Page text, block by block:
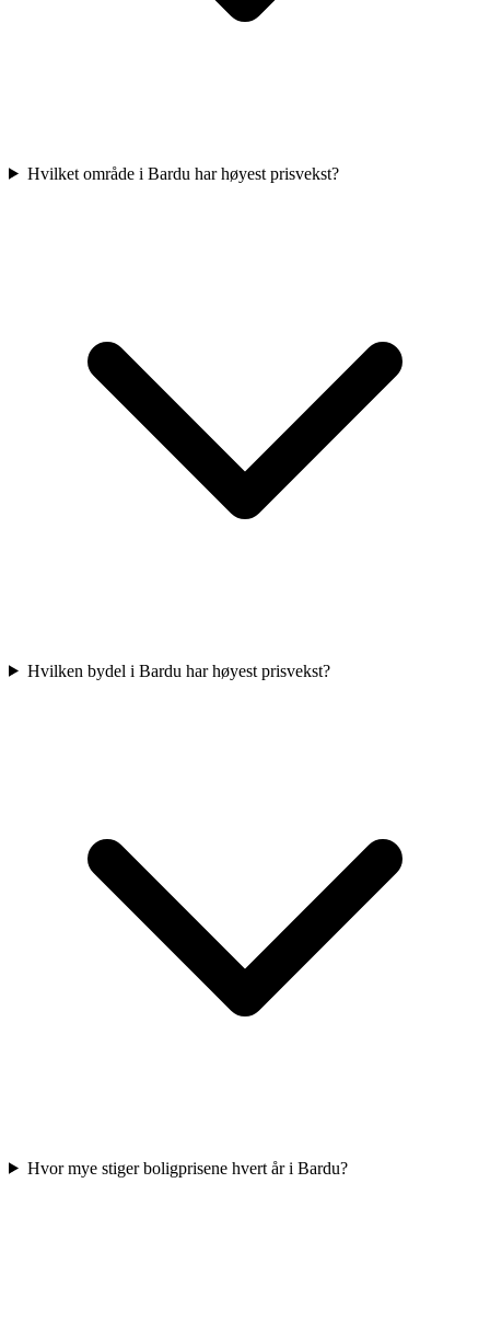
Hvilket område i Bardu har høyest prisvekst?
Hvilken bydel i Bardu har høyest prisvekst?
Hvor mye stiger boligprisene hvert år i Bardu?